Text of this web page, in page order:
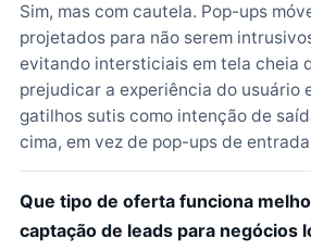
Sim, mas com cautela. Pop-ups
projetados para não serem
evitando intersticiais em tela cheia
prejudicar a experiência do usuário
gatilhos sutis como intenção de
cima, em vez de pop-ups de
Que tipo de oferta funciona
captação de leads para negócios